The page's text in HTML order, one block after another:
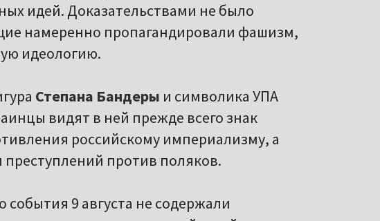
идей. Доказательствами не было
намеренно пропагандировали фашизм,
идеологию.
Степана Бандеры и символика УПА
видят в ней прежде всего знак
российскому империализму, а
против поляков.
9 августа не содержали